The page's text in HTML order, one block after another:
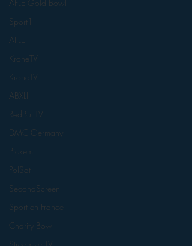
AFLE Gold Bowl
Sport1
AFLE+
KroneTV
KroneTV
ABXLI
RedBullTV
DMC Germany
Pickem
PolSat
SecondScreen
Sport en France
Charity Bowl